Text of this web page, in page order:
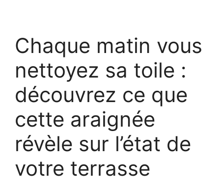
Chaque matin vous
nettoyez sa toile :
découvrez ce que
cette araignée
révèle sur l’état de
votre terrasse